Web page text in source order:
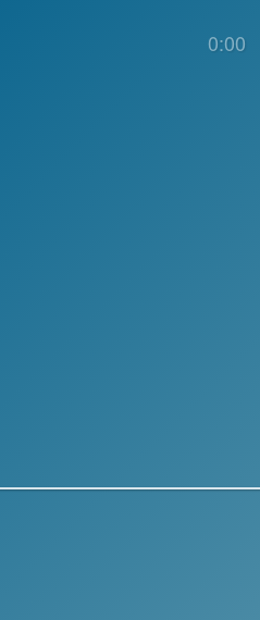
0:00